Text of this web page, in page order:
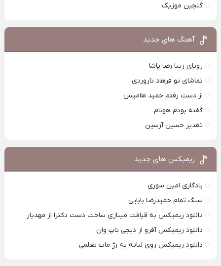
گلچین موزیک
آهنگ های جدید
رویای زیبا رضا پاشا
تماشای تو فرهاد تاروردی
از دست رفتم حمید هامیس
گفته بودم هونام
تقدیر حسین آرسین
ریمیکس های جدید
یادگاری امین سوری
سنگ تمام حمیدرضا بابایی
دانلود ریمیکس به قیافت مینازی ساخت دست دکترا از مهدیار
دانلود ریمیکس آفرو از ديجی تاپ وان
دانلود ریمیکس روی لباته یه رژ مات بغلمی